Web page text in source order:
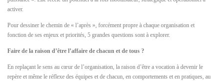
activer.
Pour dessiner le chemin de « l’après », forcément propre à chaque organisation et
fonction de ses enjeux et priorités, 5 grandes questions sont à explorer.
Faire de la raison d’être l’affaire de chacun et de tous ?
En replaçant le sens au cœur de l’organisation, la raison d’être a vocation à devenir le
repère et même le réflexe des équipes et de chacun, en comportements et en pratiques, au